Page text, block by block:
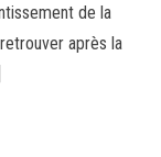
de la
après la